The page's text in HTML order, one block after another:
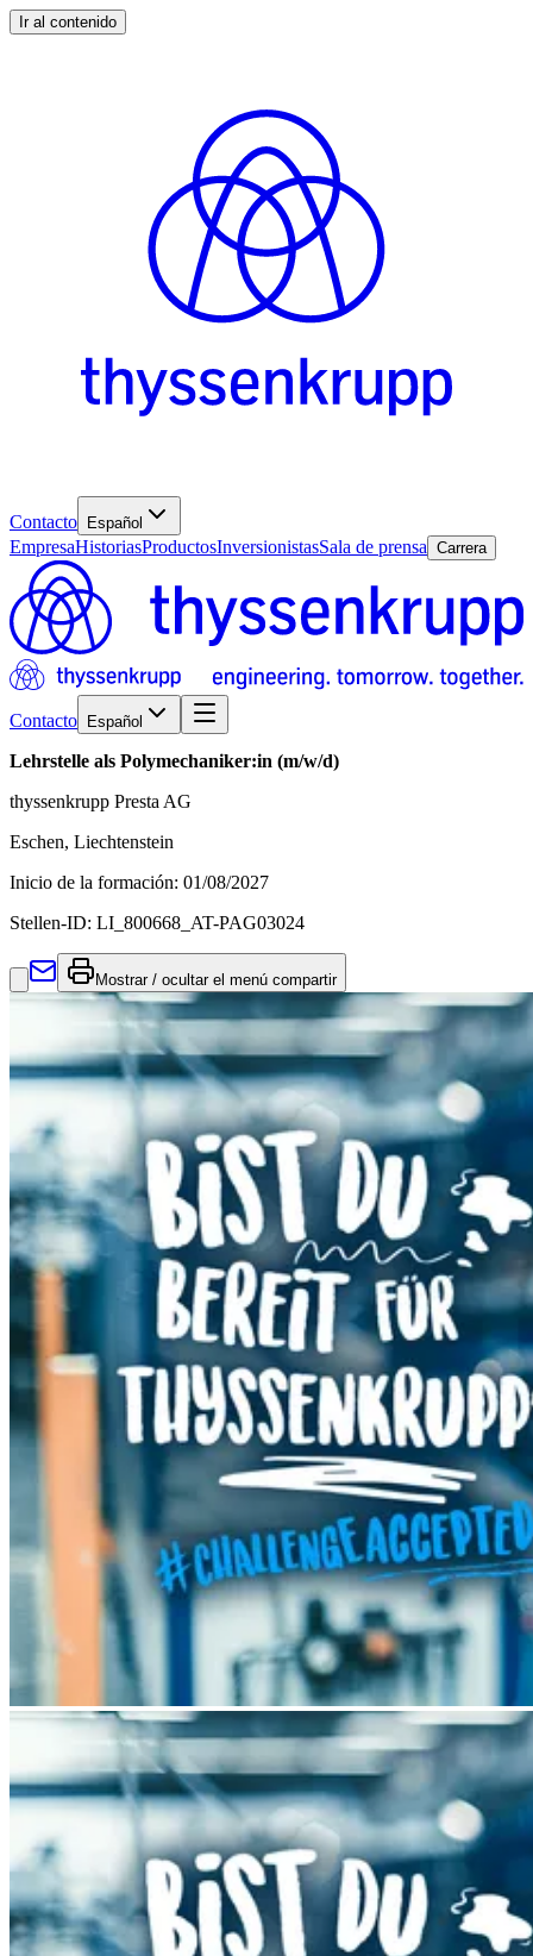
Ir al contenido
Contacto Español
EmpresaHistoriasProductosInversionistasSala de prensa Carrera
Contacto Español
Lehrstelle als Polymechaniker:in (m/w/d)
thyssenkrupp Presta AG
Eschen, Liechtenstein
Inicio de la formación: 01/08/2027
Stellen-ID: LI_800668_AT-PAG03024
Mostrar / ocultar el menú compartir